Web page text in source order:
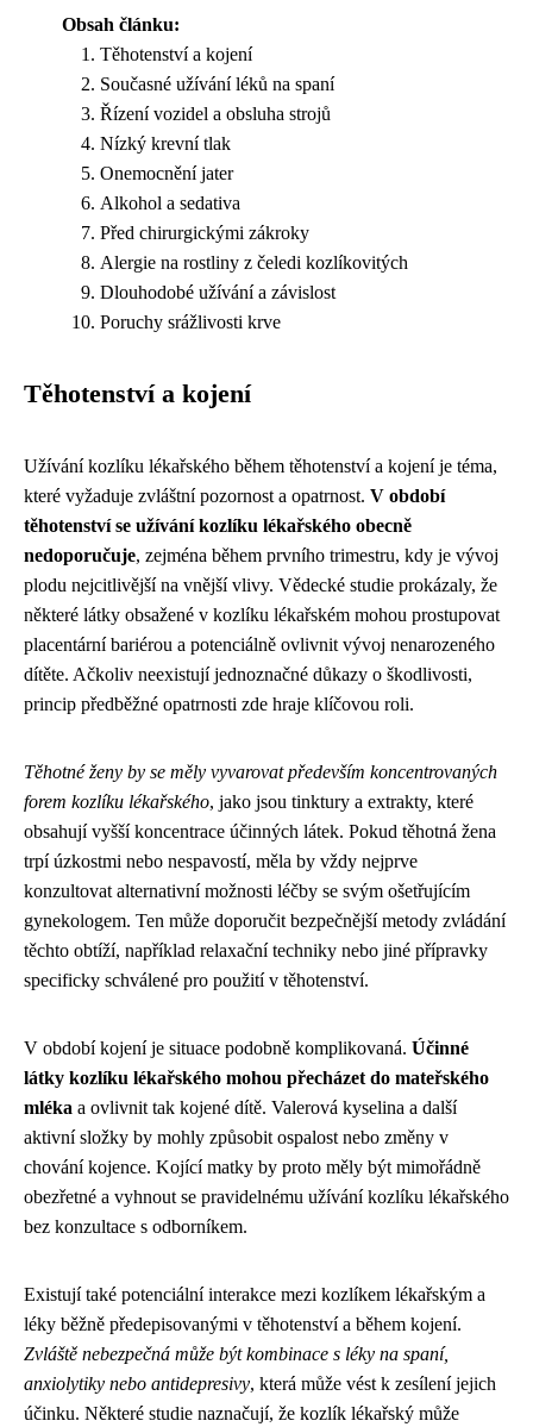
Obsah článku:
Těhotenství a kojení
Současné užívání léků na spaní
Řízení vozidel a obsluha strojů
Nízký krevní tlak
Onemocnění jater
Alkohol a sedativa
Před chirurgickými zákroky
Alergie na rostliny z čeledi kozlíkovitých
Dlouhodobé užívání a závislost
Poruchy srážlivosti krve
Těhotenství a kojení
Užívání kozlíku lékařského během těhotenství a kojení je téma,
které vyžaduje zvláštní pozornost a opatrnost. V období
těhotenství se užívání kozlíku lékařského obecně
nedoporučuje, zejména během prvního trimestru, kdy je vývoj
plodu nejcitlivější na vnější vlivy. Vědecké studie prokázaly, že
některé látky obsažené v kozlíku lékařském mohou prostupovat
placentární bariérou a potenciálně ovlivnit vývoj nenarozeného
dítěte. Ačkoliv neexistují jednoznačné důkazy o škodlivosti,
princip předběžné opatrnosti zde hraje klíčovou roli.
Těhotné ženy by se měly vyvarovat především koncentrovaných
forem kozlíku lékařského, jako jsou tinktury a extrakty, které
obsahují vyšší koncentrace účinných látek. Pokud těhotná žena
trpí úzkostmi nebo nespavostí, měla by vždy nejprve
konzultovat alternativní možnosti léčby se svým ošetřujícím
gynekologem. Ten může doporučit bezpečnější metody zvládání
těchto obtíží, například relaxační techniky nebo jiné přípravky
specificky schválené pro použití v těhotenství.
V období kojení je situace podobně komplikovaná. Účinné
látky kozlíku lékařského mohou přecházet do mateřského
mléka a ovlivnit tak kojené dítě. Valerová kyselina a další
aktivní složky by mohly způsobit ospalost nebo změny v
chování kojence. Kojící matky by proto měly být mimořádně
obezřetné a vyhnout se pravidelnému užívání kozlíku lékařského
bez konzultace s odborníkem.
Existují také potenciální interakce mezi kozlíkem lékařským a
léky běžně předepisovanými v těhotenství a během kojení.
Zvláště nebezpečná může být kombinace s léky na spaní,
anxiolytiky nebo antidepresivy, která může vést k zesílení jejich
účinku. Některé studie naznačují, že kozlík lékařský může